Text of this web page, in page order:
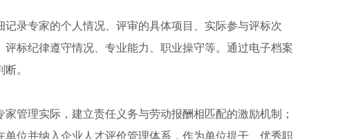
录专家的个人情况、评审的具体项目、实际参与评标次
标纪律遵守情况、专业能力、职业操守等。通过电子档案
。
管理实际，建立责任义务与劳动报酬相匹配的激励机制；
位并纳入企业人才评价管理体系，作为单位提干、优秀职